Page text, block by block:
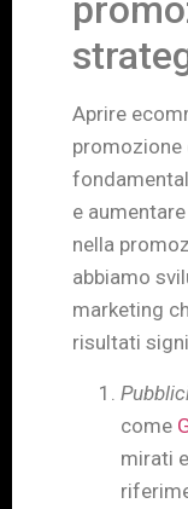
Aprire
promozione
e
nella
abbiamo
marketing
risultati
come
mirati